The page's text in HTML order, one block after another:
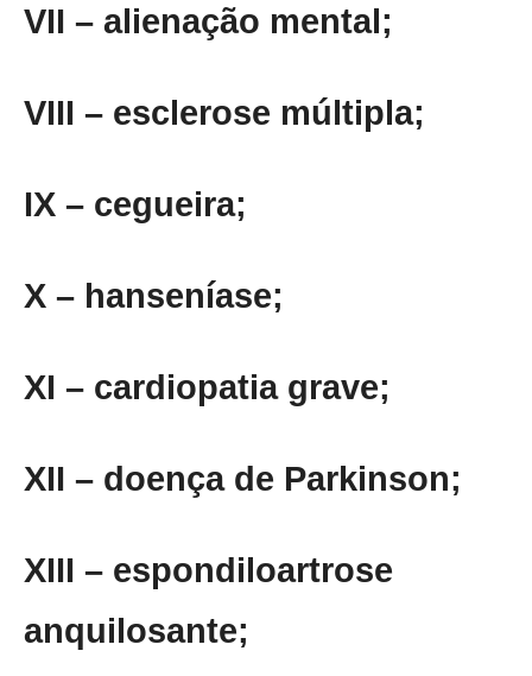
VII – alienação mental;
VIII – esclerose múltipla;
IX – cegueira;
X – hanseníase;
XI – cardiopatia grave;
XII – doença de Parkinson;
XIII – espondiloartrose
anquilosante;